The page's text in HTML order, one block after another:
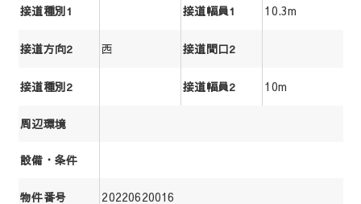
接道種別1 接道幅員1 10.3m
接道方向2 西 接道間口2
接道種別2 接道幅員2 10m
周辺環境
設備・条件
物件番号 20220620016